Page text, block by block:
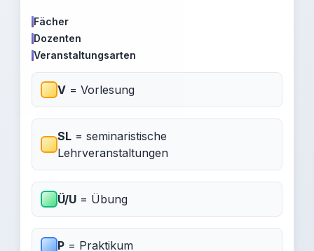
Fächer
Dozenten
Veranstaltungsarten
V = Vorlesung
SL = seminaristische
Lehrveranstaltungen
Ü/U = Übung
P = Praktikum